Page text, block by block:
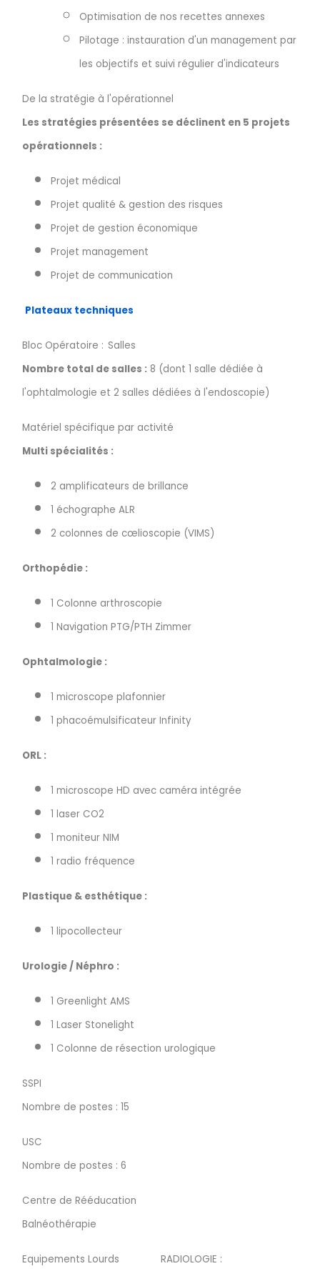
Optimisation de nos recettes annexes
Pilotage : instauration d'un management par
les objectifs et suivi régulier d'indicateurs
De la stratégie à l'opérationnel
Les stratégies présentées se déclinent en 5 projets
opérationnels :
Projet médical
Projet qualité & gestion des risques
Projet de gestion économique
Projet management
Projet de communication
Plateaux techniques
Bloc Opératoire : Salles
Nombre total de salles : 8 (dont 1 salle dédiée à
l'ophtalmologie et 2 salles dédiées à l'endoscopie)
Matériel spécifique par activité
Multi spécialités :
2 amplificateurs de brillance
1 échographe ALR
2 colonnes de cœlioscopie (VIMS)
Orthopédie :
1 Colonne arthroscopie
1 Navigation PTG/PTH Zimmer
Ophtalmologie :
1 microscope plafonnier
1 phacoémulsificateur Infinity
ORL :
1 microscope HD avec caméra intégrée
1 laser CO2
1 moniteur NIM
1 radio fréquence
Plastique & esthétique :
1 lipocollecteur
Urologie / Néphro :
1 Greenlight AMS
1 Laser Stonelight
1 Colonne de résection urologique
SSPI
Nombre de postes : 15
USC
Nombre de postes : 6
Centre de Rééducation
Balnéothérapie
Equipements Lourds
RADIOLOGIE :